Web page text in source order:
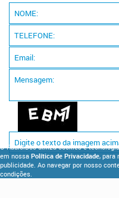
O RadioiDoc utiliza cookies e
em nossaPolítica de Privacidade, para
publicidade. Ao navegar por nosso
condições.